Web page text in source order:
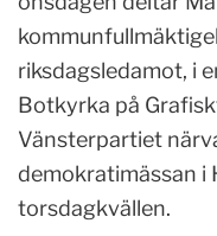
riksdagsledamot, i
Botkyrka på
Vänsterpartiet
demokratimässan i
torsdagkvällen.